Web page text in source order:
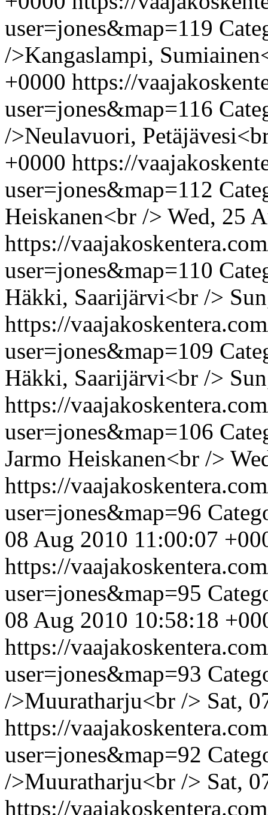
user=jones&map=119
/>Kangaslampi,
+0000 https://
user=jones&map=116
/>Neulavuori,
+0000 https://
user=jones&map=112
Heiskanen<br /> Wed, 25
https://
user=jones&map=110
Häkki, Saarijärvi<br />
https://
user=jones&map=109
Häkki, Saarijärvi<br />
https://
user=jones&map=106
Jarmo Heiskanen<br />
https://
user=jones&map=96
08 Aug 2010 11:00:07
https://
user=jones&map=95
08 Aug 2010 10:58:18
https://
user=jones&map=93
/>Muuratharju<br /> Sat,
https://
user=jones&map=92
/>Muuratharju<br /> Sat,
https://